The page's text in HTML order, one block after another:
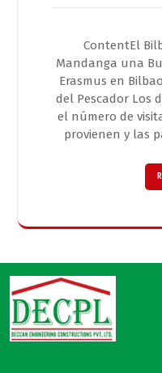
ContentEl
Mandanga una
Erasmus en
del Pescador Los
el número de
provienen y las